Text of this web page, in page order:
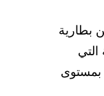
بطارية
التي
بمستوى